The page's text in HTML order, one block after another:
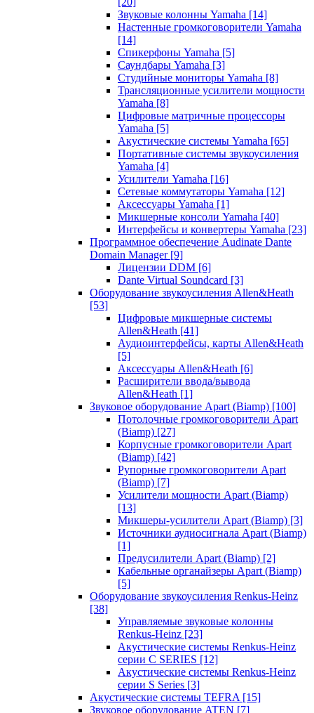
Звуковые колонны Yamaha [14]
Настенные громкоговорители Yamaha
[14]
Спикерфоны Yamaha [5]
Саундбары Yamaha [3]
Студийные мониторы Yamaha [8]
Трансляционные усилители мощности
Yamaha [8]
Цифровые матричные процессоры
Yamaha [5]
Акустические системы Yamaha [65]
Портативные системы звукоусиления
Yamaha [4]
Усилители Yamaha [16]
Сетевые коммутаторы Yamaha [12]
Аксессуары Yamaha [1]
Микшерные консоли Yamaha [40]
Интерфейсы и конвертеры Yamaha [23]
Программное обеспечение Audinate Dante
Domain Manager [9]
Лицензии DDM [6]
Dante Virtual Soundcard [3]
Оборудование звукоусиления Allen&Heath
[53]
Цифровые микшерные системы
Allen&Heath [41]
Аудиоинтерфейсы, карты Allen&Heath
[5]
Аксессуары Allen&Heath [6]
Расширители ввода/вывода
Allen&Heath [1]
Звуковое оборудование Apart (Biamp) [100]
Потолочные громкоговорители Apart
(Biamp) [27]
Корпусные громкоговорители Apart
(Biamp) [42]
Рупорные громкоговорители Apart
(Biamp) [7]
Усилители мощности Apart (Biamp)
[13]
Микшеры-усилители Apart (Biamp) [3]
Источники аудиосигнала Apart (Biamp)
[1]
Предусилители Apart (Biamp) [2]
Кабельные органайзеры Apart (Biamp)
[5]
Оборудование звукоусиления Renkus-Heinz
[38]
Управляемые звуковые колонны
Renkus-Heinz [23]
Акустические системы Renkus-Heinz
серии C SERIES [12]
Акустические системы Renkus-Heinz
серии S Series [3]
Акустические системы TEFRA [15]
Звуковое оборудование ATEN [7]